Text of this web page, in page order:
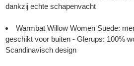
dankzij echte schapenvacht
Warmbat Willow Women Suede:
geschikt voor buiten - Glerups: 100%
Scandinavisch design